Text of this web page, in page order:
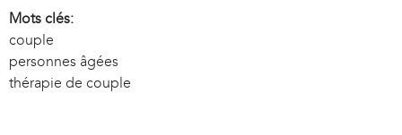
Mots clés:
couple
personnes âgées
thérapie de couple